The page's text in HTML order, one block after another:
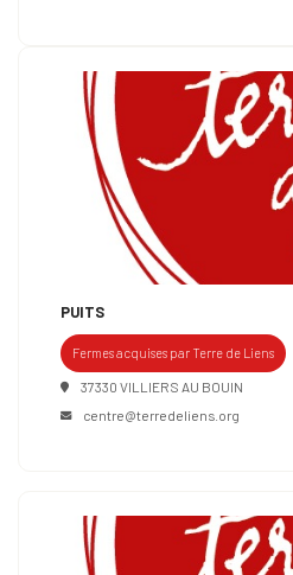
PUITS
Fermes acquises par Terre de Liens
37330 VILLIERS AU BOUIN
centre@terredeliens.org